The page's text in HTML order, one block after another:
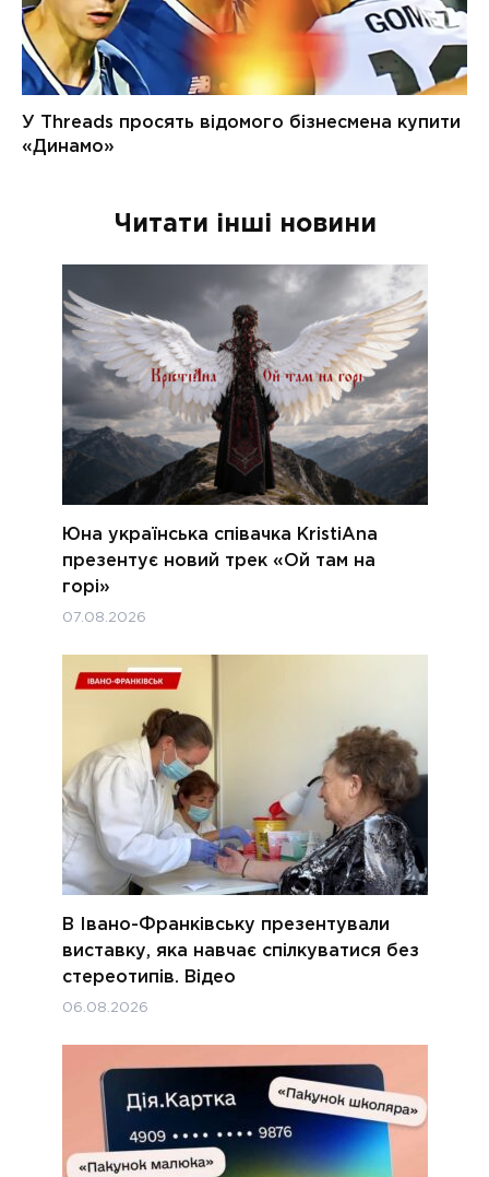
Читати інші новини
Юна українська співачка KristiAna
презентує новий трек «Ой там на
горі»
07.08.2026
В Івано-Франківську презентували
виставку, яка навчає спілкуватися без
стереотипів. Відео
06.08.2026